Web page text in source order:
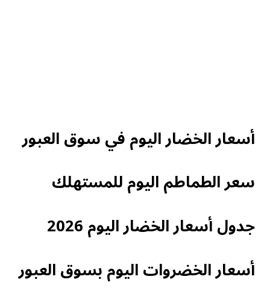
أسعار الخضار اليوم في سوق العبور
سعر الطماطم اليوم للمستهلك
جدول أسعار الخضار اليوم 2026
أسعار الخضروات اليوم بسوق العبور